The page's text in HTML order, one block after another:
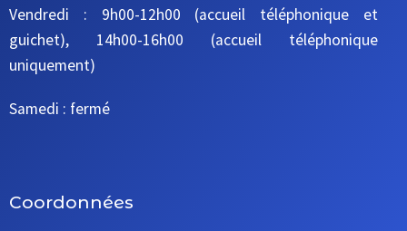
Vendredi : 9h00-12h00 (accueil téléphonique et
guichet), 14h00-16h00 (accueil téléphonique
uniquement)
Samedi : fermé
Coordonnées